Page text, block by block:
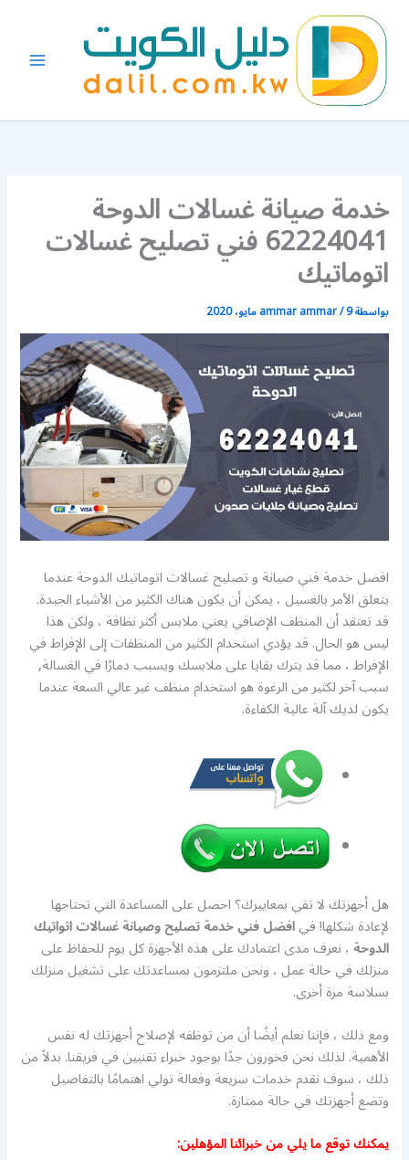
المحتوى
خدمة صيانة غسالات الدوحة
62224041 فني تصليح غسالات
اتوماتيك
بواسطة ammar ammar/9 مايو، 2020
افضل خدمة فني صيانة و تصليح غسالات اتوماتيك الدوحة عندما
يتعلق الأمر بالغسيل ، يمكن أن يكون هناك الكثير من الأشياء الجيدة.
قد تعتقد أن المنظف الإضافي يعني ملابس أكثر نظافة ، ولكن هذا
ليس هو الحال. قد يؤدي استخدام الكثير من المنظفات إلى الإفراط في
الإفراط ، مما قد يترك بقايا على ملابسك ويسبب دمارًا في الغسالة,
سبب آخر لكثير من الرغوة هو استخدام منظف غير عالي السعة عندما
يكون لديك آلة عالية الكفاءة.
هل أجهزتك لا تفي بمعاييرك؟ احصل على المساعدة التي تحتاجها
لإعادة شكلها! فيافضل فني خدمة تصليح وصيانة غسالات اتواتيك
الدوحة ، نعرف مدى اعتمادك على هذه الأجهزة كل يوم للحفاظ على
منزلك في حالة عمل ، ونحن ملتزمون بمساعدتك على تشغيل منزلك
بسلاسة مرة أخرى.
ومع ذلك ، فإننا نعلم أيضًا أن من توظفه لإصلاح أجهزتك له نفس
الأهمية. لذلك نحن فخورون جدًا بوجود خبراء تقنيين في فريقنا. بدلاً من
ذلك ، سوف نقدم خدمات سريعة وفعالة تولي اهتمامًا بالتفاصيل
وتضع أجهزتك في حالة ممتازة.
يمكنك توقع ما يلي من خبرائنا المؤهلين: